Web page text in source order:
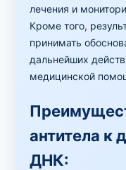
лечения и
Кроме того,
принимать
дальнейших
медицинской
антитела к
ДНК: